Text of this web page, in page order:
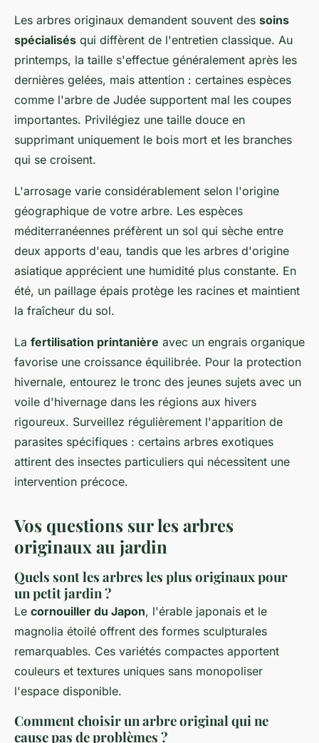
Les arbres originaux demandent souvent des soins
spécialisés qui diffèrent de l'entretien classique. Au
printemps, la taille s'effectue généralement après les
dernières gelées, mais attention : certaines espèces
comme l'arbre de Judée supportent mal les coupes
importantes. Privilégiez une taille douce en
supprimant uniquement le bois mort et les branches
qui se croisent.
L'arrosage varie considérablement selon l'origine
géographique de votre arbre. Les espèces
méditerranéennes préfèrent un sol qui sèche entre
deux apports d'eau, tandis que les arbres d'origine
asiatique apprécient une humidité plus constante. En
été, un paillage épais protège les racines et maintient
la fraîcheur du sol.
La fertilisation printanière avec un engrais organique
favorise une croissance équilibrée. Pour la protection
hivernale, entourez le tronc des jeunes sujets avec un
voile d'hivernage dans les régions aux hivers
rigoureux. Surveillez régulièrement l'apparition de
parasites spécifiques : certains arbres exotiques
attirent des insectes particuliers qui nécessitent une
intervention précoce.
Vos questions sur les arbres
originaux au jardin
Quels sont les arbres les plus originaux pour
un petit jardin ?
Le cornouiller du Japon, l'érable japonais et le
magnolia étoilé offrent des formes sculpturales
remarquables. Ces variétés compactes apportent
couleurs et textures uniques sans monopoliser
l'espace disponible.
Comment choisir un arbre original qui ne
cause pas de problèmes ?